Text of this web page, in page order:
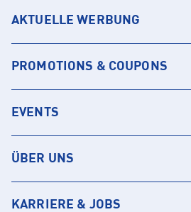
AKTUELLE WERBUNG
PROMOTIONS & COUPONS
EVENTS
ÜBER UNS
KARRIERE & JOBS